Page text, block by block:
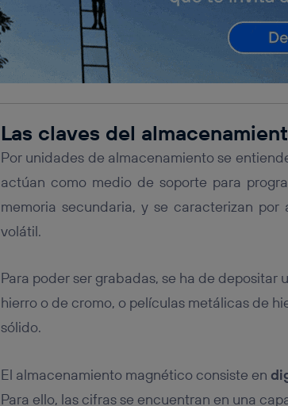
Las claves del
Por unidades de almacenamiento se
actúan como medio de soporte para
memoria secundaria, y se caracterizan
volátil.
Para poder ser grabadas, se ha de
hierro o de cromo, o películas metálicas de
sólido.
El almacenamiento magnético consiste en
Para ello, las cifras se encuentran en una